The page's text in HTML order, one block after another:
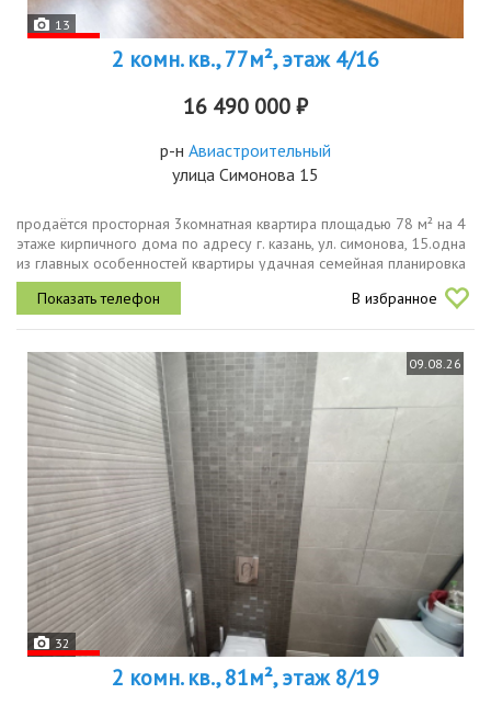
13
2 комн. кв., 77м², этаж 4/16
16 490 000 ₽
р-н Авиастроительный
улица Симонова 15
продаётся просторная 3комнатная квартира площадью 78 м² на 4
этаже кирпичного дома по адресу г. казань, ул. симонова, 15.одна
из главных особенностей квартиры удачная семейная планировка
две полноценные изолированные спальни 18,3 и 21,5 м² и...
В избранное
09.08.26
32
2 комн. кв., 81м², этаж 8/19